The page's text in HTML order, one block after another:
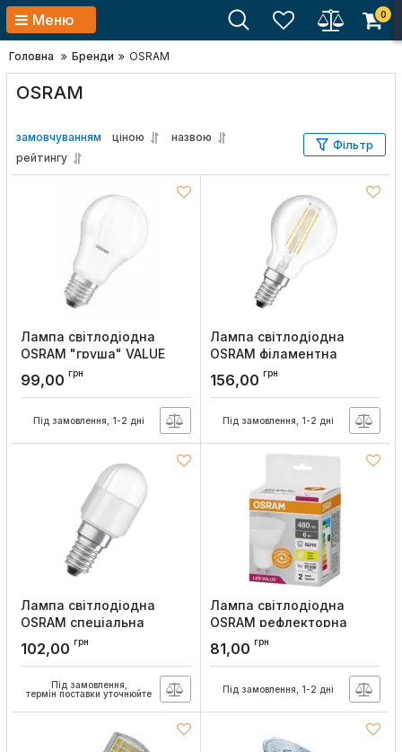
Меню 0
Головна Бренди OSRAM
OSRAM
замовчуванням ціною
назвою
рейтингу
Фільтр
Лампа світлодіодна
OSRAM "груша" VALUE
CLAS A150 16W/830 230V
E27
99,00 грн
Під замовлення, 1-2 дні
Лампа світлодіодна
OSRAM філаментна
"кулька" CLAS P60 DIM
6,5W/827 230V FIL E14
156,00 грн
Під замовлення, 1-2 дні
Лампа світлодіодна
OSRAM спеціальна
трубчата LED SPECIAL
T26 20 2.3 W/6500K E14
102,00 грн
Під замовлення,
термін поставки уточнюйте
Лампа світлодіодна
OSRAM рефлекторна
PAR16 50 6W/830 230V
GU10
81,00 грн
Під замовлення, 1-2 дні